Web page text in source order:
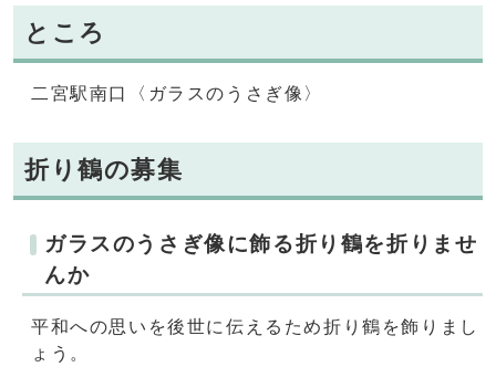
ところ
二宮駅南口〈ガラスのうさぎ像〉
折り鶴の募集
ガラスのうさぎ像に飾る折り鶴を折りませ
んか
平和への思いを後世に伝えるため折り鶴を飾りまし
ょう。